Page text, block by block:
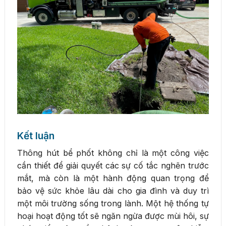
Kết luận
Thông hút bể phốt không chỉ là một công việc
cần thiết để giải quyết các sự cố tắc nghẽn trước
mắt, mà còn là một hành động quan trọng để
bảo vệ sức khỏe lâu dài cho gia đình và duy trì
một môi trường sống trong lành. Một hệ thống tự
hoại hoạt động tốt sẽ ngăn ngừa được mùi hôi, sự